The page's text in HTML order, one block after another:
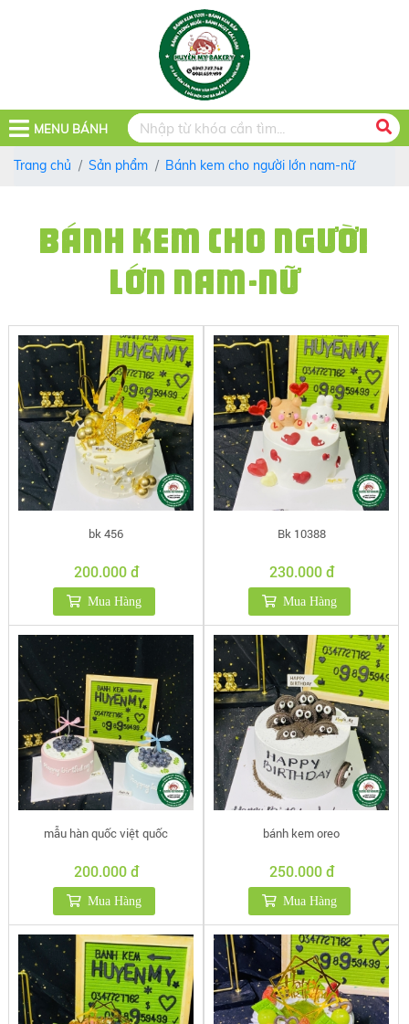
MENU BÁNH
Trang chủ Sản phẩm Bánh kem cho người lớn nam-nữ
BÁNH KEM CHO NGƯỜI
LỚN NAM-NỮ
bk 456
200.000 đ
Mua Hàng
Bk 10388
230.000 đ
Mua Hàng
mẫu hàn quốc việt quốc
200.000 đ
Mua Hàng
bánh kem oreo
250.000 đ
Mua Hàng